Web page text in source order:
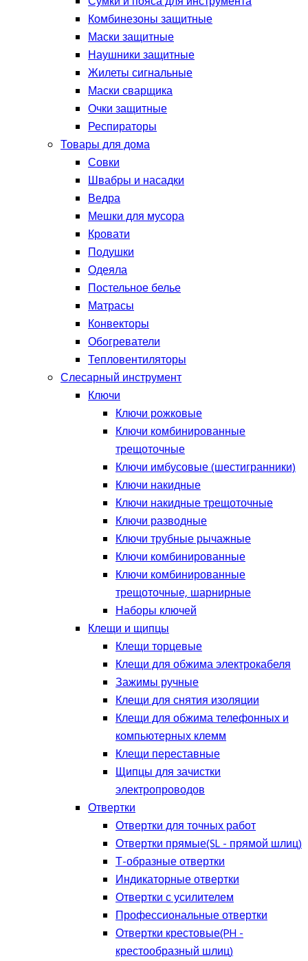
Комбинезоны защитные
Маски защитные
Наушники защитные
Жилеты сигнальные
Маски сварщика
Очки защитные
Респираторы
Товары для дома
Совки
Швабры и насадки
Ведра
Мешки для мусора
Кровати
Подушки
Одеяла
Постельное белье
Матрасы
Конвекторы
Обогреватели
Тепловентиляторы
Слесарный инструмент
Ключи
Ключи рожковые
Ключи комбинированные
трещоточные
Ключи имбусовые (шестигранники)
Ключи накидные
Ключи накидные трещоточные
Ключи разводные
Ключи трубные рычажные
Ключи комбинированные
Ключи комбинированные
трещоточные, шарнирные
Наборы ключей
Клещи и щипцы
Клещи торцевые
Клещи для обжима электрокабеля
Зажимы ручные
Клещи для снятия изоляции
Клещи для обжима телефонных и
компьютерных клемм
Клещи переставные
Щипцы для зачистки
электропроводов
Отвертки
Отвертки для точных работ
Отвертки прямые(SL - прямой шлиц)
Т-образные отвертки
Индикаторные отвертки
Отвертки с усилителем
Профессиональные отвертки
Отвертки крестовые(PH -
крестообразный шлиц)